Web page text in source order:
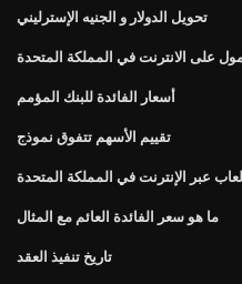
تحويل الدولار و الجنيه الإسترليني
على الانترنت في المملكة المتحدة
أسعار الفائدة للبنك المؤمم
تقييم الأسهم تتفوق نموذج
عبر الإنترنت في المملكة المتحدة
ما هو سعر الفائدة العائم مع المثال
تاريخ تنفيذ العقد